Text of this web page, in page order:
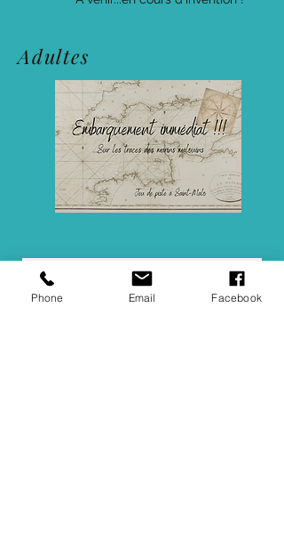
Adultes
Phone Email Facebook